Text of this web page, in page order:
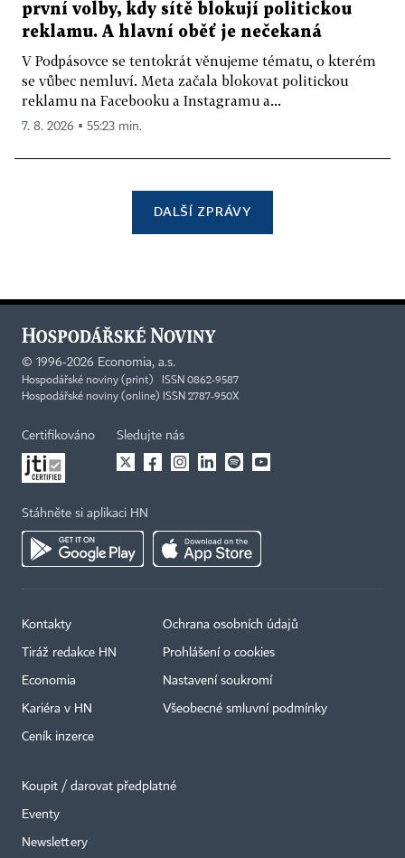
první volby, kdy sítě blokují politickou
reklamu. A hlavní oběť je nečekaná
V Podpásovce se tentokrát věnujeme tématu, o kterém
se vůbec nemluví. Meta začala blokovat politickou
reklamu na Facebooku a Instagramu a...
7. 8. 2026 ▪ 55:23 min.
DALŠÍ ZPRÁVY
© 1996-2026 Economia, a.s.
Hospodářské noviny (print) ISSN 0862-9587
Hospodářské noviny (online) ISSN 2787-950X
Certifikováno Sledujte nás
Stáhněte si aplikaci HN
Kontakty
Tiráž redakce HN
Economia
Kariéra v HN
Ceník inzerce
Ochrana osobních údajů
Prohlášení o cookies
Nastavení soukromí
Všeobecné smluvní podmínky
Koupit / darovat předplatné
Eventy
Newslettery